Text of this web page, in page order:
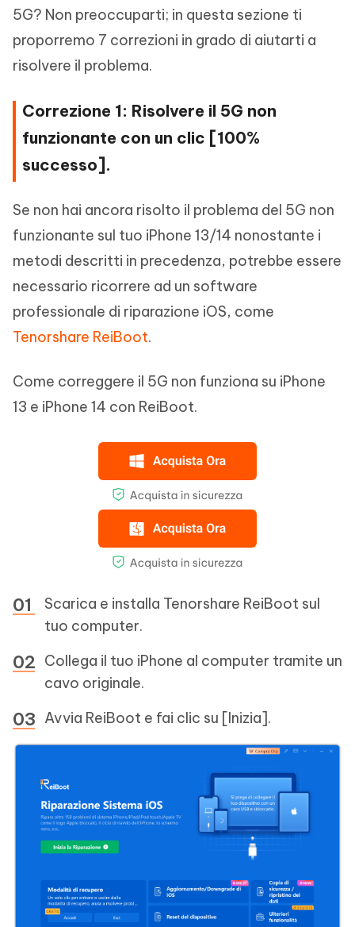
5G? Non preoccuparti; in questa sezione ti
proporremo 7 correzioni in grado di aiutarti a
risolvere il problema.
Correzione 1: Risolvere il 5G non
funzionante con un clic [100%
successo].
Se non hai ancora risolto il problema del 5G non
funzionante sul tuo iPhone 13/14 nonostante i
metodi descritti in precedenza, potrebbe essere
necessario ricorrere ad un software
professionale di riparazione iOS, come
Tenorshare ReiBoot.
Come correggere il 5G non funziona su iPhone
13 e iPhone 14 con ReiBoot.
Scarica e installa Tenorshare ReiBoot sul
tuo computer.
Collega il tuo iPhone al computer tramite un
cavo originale.
Avvia ReiBoot e fai clic su [Inizia].